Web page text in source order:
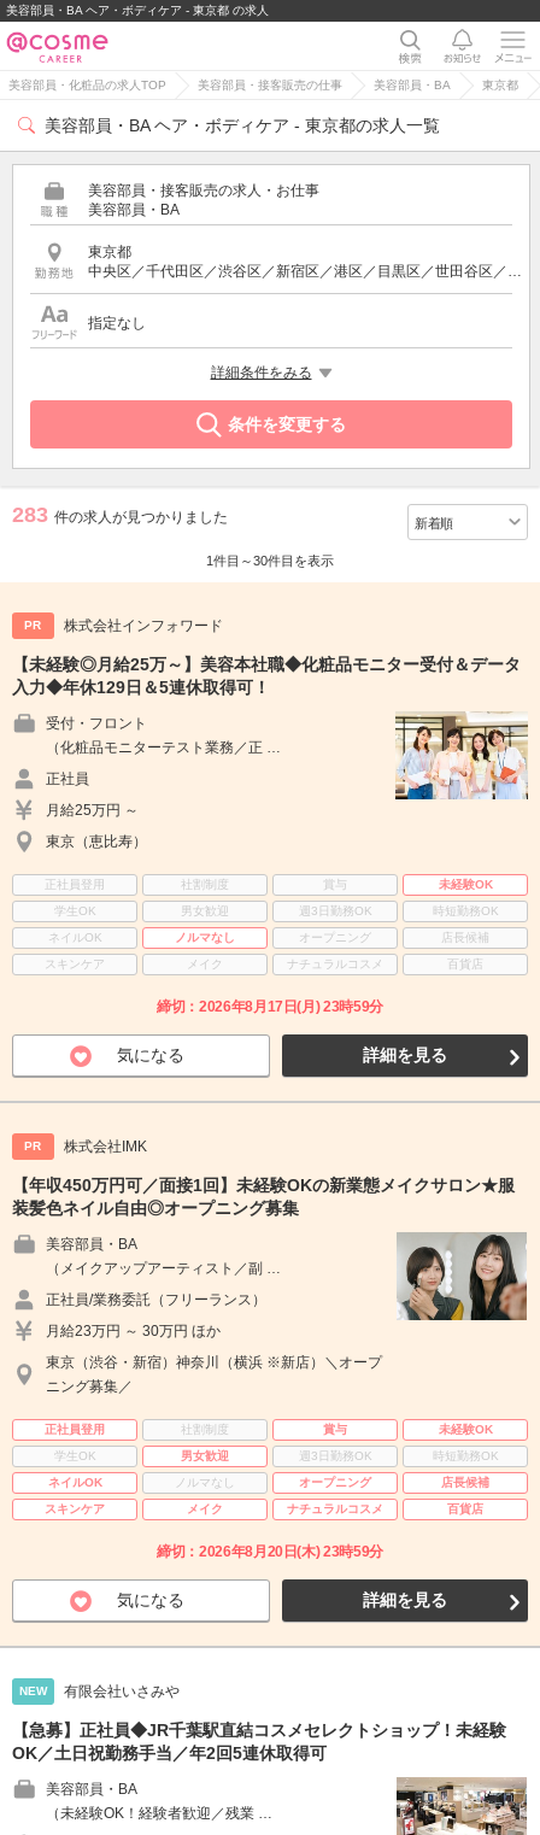
美容部員・BA ヘア・ボディケア - 東京都 の求人
美容部員・化粧品の求人TOP 美容部員・接客販売の仕事 美容部員・BA 東京都
美容部員・BA ヘア・ボディケア - 東京都の求人一覧
美容部員・接客販売の求人・お仕事
美容部員・BA
東京都
中央区／千代田区／渋谷区／新宿区／港区／目黒区／世田谷区／品川区／豊島区／北区／足立区／台東区／武蔵野市／中野区／三鷹市／町田市／多摩市／立川市／国分寺市／小金井市／八王子市／西東京市／東京都その他
指定なし
詳細条件をみる
条件を変更する
283 件の求人が見つかりました
1件目～30件目を表示
PR 株式会社インフォワード
【未経験◎月給25万～】美容本社職◆化粧品モニター受付＆データ
入力◆年休129日＆5連休取得可！
受付・フロント
（化粧品モニターテスト業務／正 …
正社員
月給25万円 ～
東京（恵比寿）
正社員登用 社割制度 賞与
未経験OK
学生OK
男女歓迎 週3日勤務OK
時短勤務OK
ネイルOK
ノルマなし オープニング
店長候補
スキンケア
メイク ナチュラルコスメ 百貨店
締切：2026年8月17日(月) 23時59分
気になる 詳細を見る
PR 株式会社IMK
【年収450万円可／面接1回】未経験OKの新業態メイクサロン★服
装髪色ネイル自由◎オープニング募集
美容部員・BA
（メイクアップアーティスト／副 …
正社員/業務委託（フリーランス）
月給23万円 ～ 30万円 ほか
東京（渋谷・新宿）神奈川（横浜 ※新店）＼オープ
ニング募集／
正社員登用 社割制度 賞与
未経験OK
学生OK
男女歓迎 週3日勤務OK
時短勤務OK
ネイルOK
ノルマなし オープニング
店長候補
スキンケア
メイク ナチュラルコスメ 百貨店
締切：2026年8月20日(木) 23時59分
気になる 詳細を見る
NEW 有限会社いさみや
【急募】正社員◆JR千葉駅直結コスメセレクトショップ！未経験
OK／土日祝勤務手当／年2回5連休取得可
美容部員・BA
（未経験OK！経験者歓迎／残業 …